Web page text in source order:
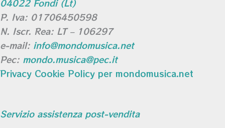
04022 Fondi (Lt)
P. Iva: 01706450598
N. Iscr. Rea: LT – 106297
e-mail: info@mondomusica.net
Pec: mondo.musica@pec.it
Privacy Cookie Policy per mondomusica.net
Servizio assistenza post-vendita